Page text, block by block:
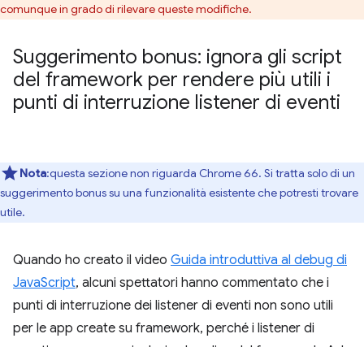
comunque in grado di rilevare queste modifiche.
Suggerimento bonus: ignora gli script
del framework per rendere più utili i
punti di interruzione listener di eventi
Nota:questa sezione non riguarda Chrome 66. Si tratta solo di un
suggerimento bonus su una funzionalità esistente che potresti trovare
utile.
Quando ho creato il video Guida introduttiva al debug di
JavaScript, alcuni spettatori hanno commentato che i
punti di interruzione dei listener di eventi non sono utili
per le app create su framework, perché i listener di